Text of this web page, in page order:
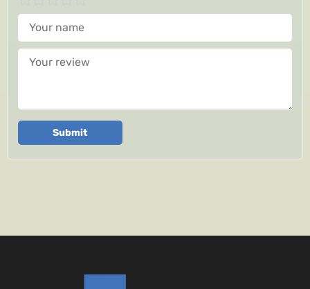
Your name
Your review
Submit